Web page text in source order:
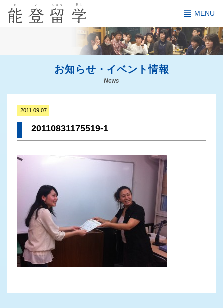
MENU
お知らせ・イベント情報
News
2011.09.07
20110831175519-1